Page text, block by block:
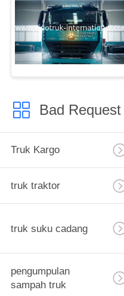
Bad Request
Truk Kargo
truk traktor
truk suku cadang
pengumpulan
sampah truk